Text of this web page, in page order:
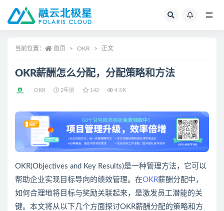
当前位置： 首页 OKR 正文
OKR薪酬怎么分配，分配策略和方法
OKR 2年前 142 4.5K
OKR(Objectives and Key Results)是一种管理方法，它可以
帮助企业实现目标导向的绩效管理。在OKR薪酬分配中，
如何合理地将目标与奖励关联起来，是激发员工潜能的关
键。本文将从以下几个方面探讨OKR薪酬分配的策略和方